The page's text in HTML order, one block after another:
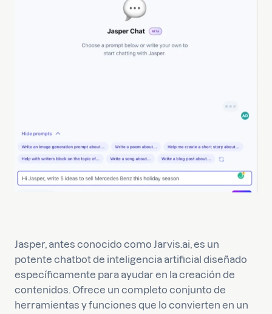
Jasper, antes conocido como Jarvis.ai, es un
potente chatbot de inteligencia artificial diseñado
específicamente para ayudar en la creación de
contenidos. Ofrece un completo conjunto de
herramientas y funciones que lo convierten en un